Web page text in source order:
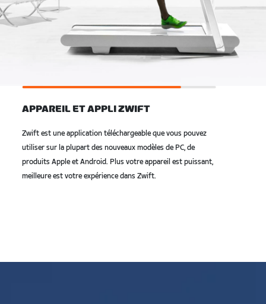
APPAREIL ET APPLI ZWIFT
Zwift est une application téléchargeable que vous pouvez
utiliser sur la plupart des nouveaux modèles de PC, de
produits Apple et Android. Plus votre appareil est puissant,
meilleure est votre expérience dans Zwift.